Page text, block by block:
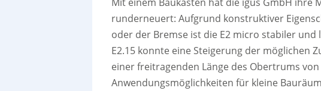
runderneuert: Aufgrund konstruktiver
oder der Bremse ist die E2 micro stabiler
E2.15 konnte eine Steigerung der möglichen
einer freitragenden Länge des Obertrums
Anwendungsmöglichkeiten für kleine